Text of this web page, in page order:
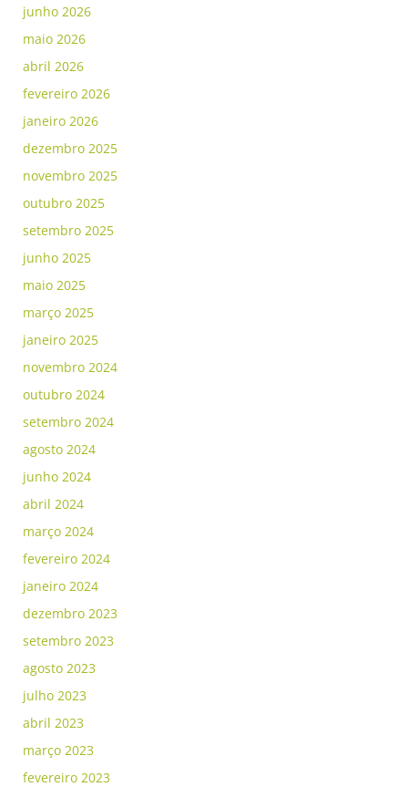
junho 2026
maio 2026
abril 2026
fevereiro 2026
janeiro 2026
dezembro 2025
novembro 2025
outubro 2025
setembro 2025
junho 2025
maio 2025
março 2025
janeiro 2025
novembro 2024
outubro 2024
setembro 2024
agosto 2024
junho 2024
abril 2024
março 2024
fevereiro 2024
janeiro 2024
dezembro 2023
setembro 2023
agosto 2023
julho 2023
abril 2023
março 2023
fevereiro 2023